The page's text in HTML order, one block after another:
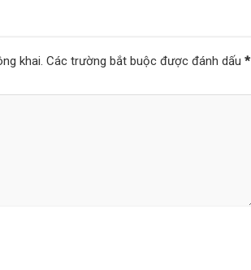
khai. Các trường bắt buộc được đánh dấu *